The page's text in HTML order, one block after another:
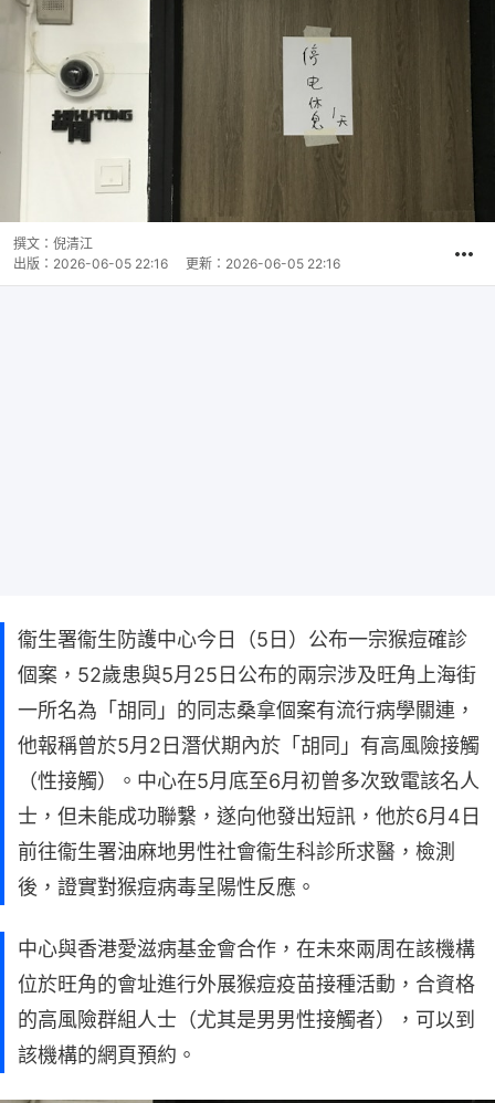
撰文： 倪清江
出版： 2026-06-05 22:16 更新： 2026-06-05 22:16
衞生署衞生防護中心今日（5日）公布一宗猴痘確診
個案，52歲患與5月25日公布的兩宗涉及旺角上海街
一所名為「胡同」的同志桑拿個案有流行病學關連，
他報稱曾於5月2日潛伏期內於「胡同」有高風險接觸
（性接觸）。中心在5月底至6月初曾多次致電該名人
士，但未能成功聯繫，遂向他發出短訊，他於6月4日
前往衞生署油麻地男性社會衞生科診所求醫，檢測
後，證實對猴痘病毒呈陽性反應。
中心與香港愛滋病基金會合作，在未來兩周在該機構
位於旺角的會址進行外展猴痘疫苗接種活動，合資格
的高風險群組人士（尤其是男男性接觸者），可以到
該機構的網頁預約。